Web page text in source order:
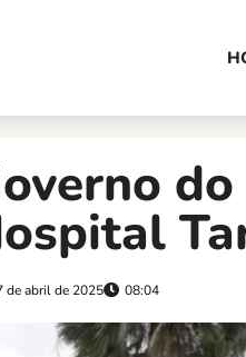
de abril de 2025 08:04